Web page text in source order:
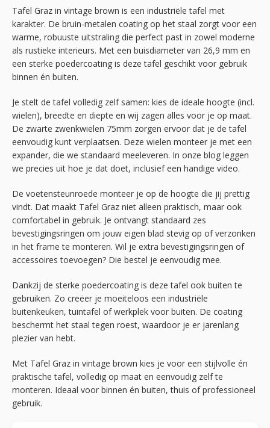
Tafel Graz in vintage brown is een industriële tafel met
karakter. De bruin-metalen coating op het staal zorgt voor een
warme, robuuste uitstraling die perfect past in zowel moderne
als rustieke interieurs. Met een buisdiameter van 26,9 mm en
een sterke poedercoating is deze tafel geschikt voor gebruik
binnen én buiten.
Je stelt de tafel volledig zelf samen: kies de ideale hoogte (incl.
wielen), breedte en diepte en wij zagen alles voor je op maat.
De zwarte zwenkwielen 75mm zorgen ervoor dat je de tafel
eenvoudig kunt verplaatsen. Deze wielen monteer je met een
expander, die we standaard meeleveren. In onze blog leggen
we precies uit hoe je dat doet, inclusief een handige video.
De voetensteunroede monteer je op de hoogte die jij prettig
vindt. Dat maakt Tafel Graz niet alleen praktisch, maar ook
comfortabel in gebruik. Je ontvangt standaard zes
bevestigingsringen om jouw eigen blad stevig op of verzonken
in het frame te monteren. Wil je extra bevestigingsringen of
accessoires toevoegen? Die bestel je eenvoudig mee.
Dankzij de sterke poedercoating is deze tafel ook buiten te
gebruiken. Zo creëer je moeiteloos een industriële
buitenkeuken, tuintafel of werkplek voor buiten. De coating
beschermt het staal tegen roest, waardoor je er jarenlang
plezier van hebt.
Met Tafel Graz in vintage brown kies je voor een stijlvolle én
praktische tafel, volledig op maat en eenvoudig zelf te
monteren. Ideaal voor binnen én buiten, thuis of professioneel
gebruik.